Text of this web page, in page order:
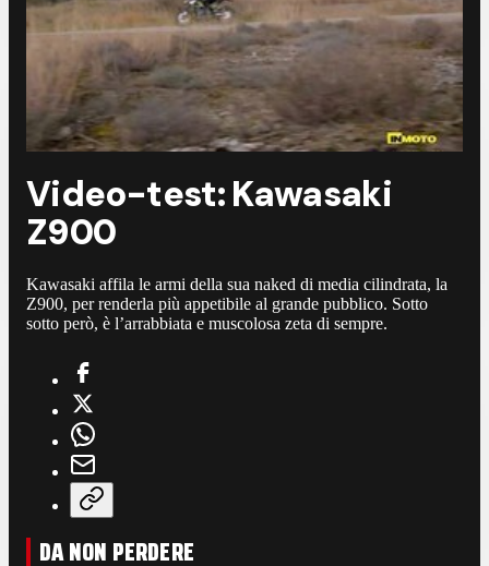
Video-test: Kawasaki
Z900
Kawasaki affila le armi della sua naked di media cilindrata, la
Z900, per renderla più appetibile al grande pubblico. Sotto
sotto però, è l’arrabbiata e muscolosa zeta di sempre.
DA NON PERDERE